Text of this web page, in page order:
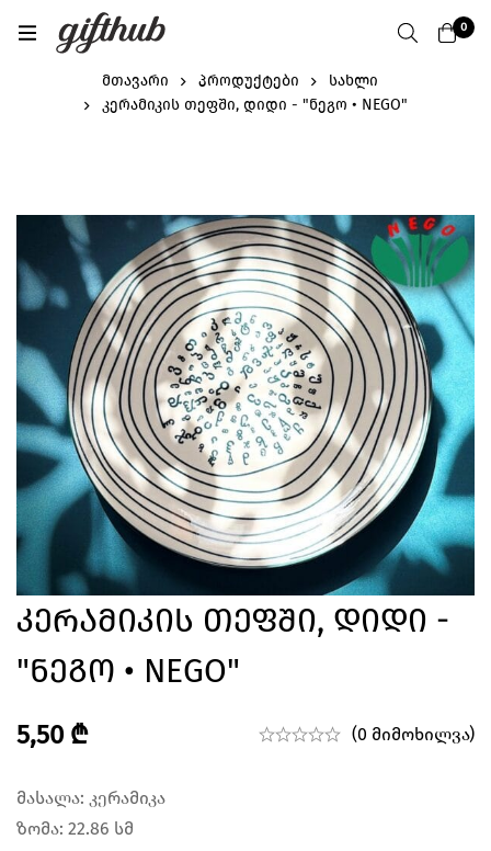
0
მთავარი პროდუქტები
სახლი
კერამიკის თეფში, დიდი - "ნეგო • NEGO"
Კერამიკის Თეფში, Დიდი -
"ნეგო • NEGO"
5,50 ₾ (0 მიმოხილვა)
მასალა: კერამიკა
ზომა: 22.86 სმ